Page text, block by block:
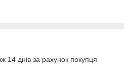
14 днів за рахунок покупця